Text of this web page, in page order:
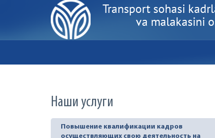
Transport sohasi
va malakasini
Наши услуги
Повышение квалификации кадров
осуществляющих свою деятельность на